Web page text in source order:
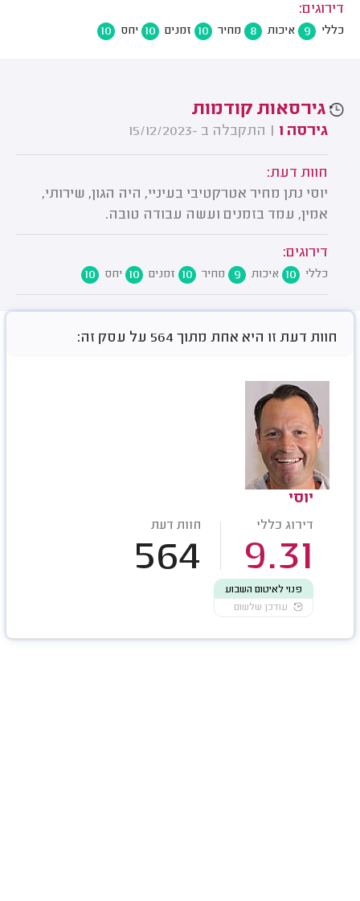
דירוגים:
כללי 9 איכות 8 מחיר 10 זמנים 10 יחס 10
גירסאות קודמות
גירסה 1 | התקבלה ב -15/12/2023
חוות דעת:
יוסי נתן מחיר אטרקטיבי בעיניי, היה הגון, שירותי,
אמין, עמד בזמנים ועשה עבודה טובה.
דירוגים:
כללי 10 איכות 9 מחיר 10 זמנים 10 יחס 10
חוות דעת זו היא אחת מתוך 564 על עסק זה:
יוסי
דירוג כללי
9.31
חוות דעת
564
פנוי לאיטום השבוע
עודכן שלשום